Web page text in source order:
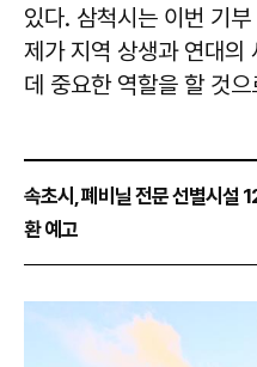
있다. 삼척시는 이번 기
제가 지역 상생과 연대의
데 중요한 역할을 할 것
속초시, 폐비닐 전문 선별시설
환 예고